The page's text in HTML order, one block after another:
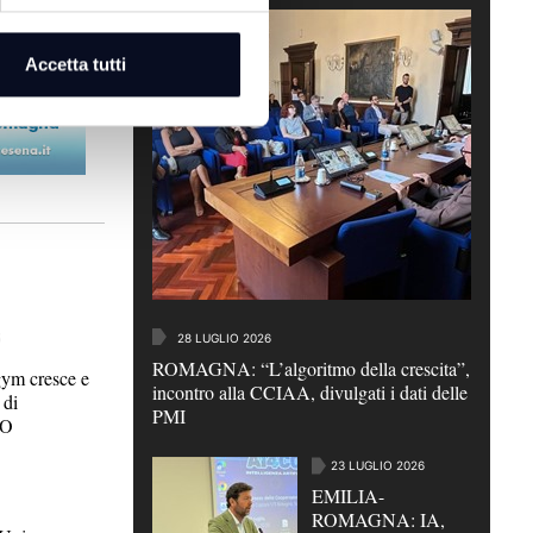
Accetta tutti
cresce e
28 LUGLIO 2026
ROMAGNA: “L’algoritmo della crescita”,
incontro alla CCIAA, divulgati i dati delle
PMI
23 LUGLIO 2026
EMILIA-
ROMAGNA: IA,